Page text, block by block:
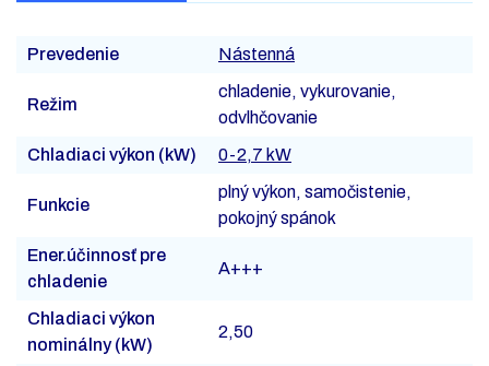
Prevedenie Nástenná
Režim
chladenie, vykurovanie,
odvlhčovanie
Chladiaci výkon (kW)
0-2,7 kW
Funkcie
plný výkon, samočistenie,
pokojný spánok
Ener.účinnosť pre
chladenie
A+++
Chladiaci výkon
nominálny (kW)
2,50